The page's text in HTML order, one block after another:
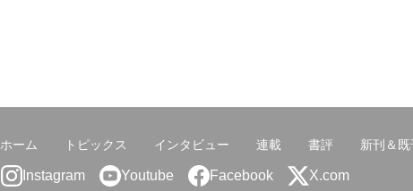
ホーム トピックス インタビュー 連載 書評 新刊＆既
Instagram Youtube Facebook X.com